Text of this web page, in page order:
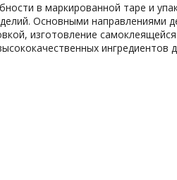
в маркированной таре и
Основными направлениями
изготовление
ингредиентов